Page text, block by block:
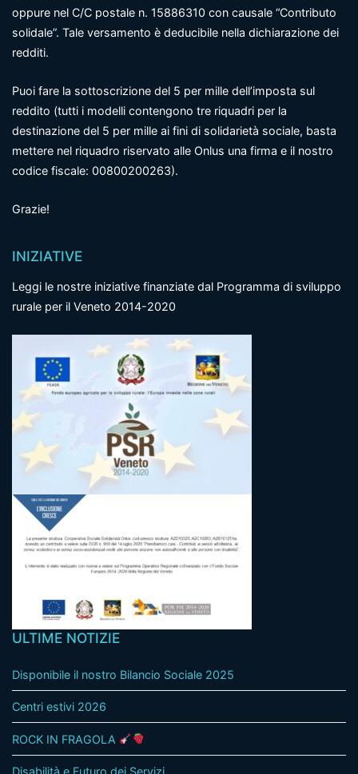
oppure nel C/C postale n. 15886310 con causale “Contributo
solidale”. Tale versamento è deducibile nella dichiarazione dei
redditi.
Puoi fare la sottoscrizione del 5 per mille dell’imposta sul
reddito (tutti i modelli contengono tre riquadri per la
destinazione del 5 per mille ai fini di solidarietà sociale, basta
mettere nel riquadro riservato alle Onlus una firma e il nostro
codice fiscale: 00800200263).
Grazie!
INIZIATIVE
Leggi le nostre iniziative finanziate dal Programma di sviluppo
rurale per il Veneto 2014-2020
ULTIME NOTIZIE
Disponibile il nostro Bilancio Sociale 2025
Centri estivi 2026
ROCK IN FRAGOLA
Disabilità e Futuro dei Servizi